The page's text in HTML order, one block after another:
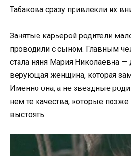
Табакова сразу привлекли их
Занятые карьерой родители
проводили с сыном. Главным
стала няня Мария Николаевна —
верующая женщина, которая
Именно она, а не звездные
нем те качества, которые
выстоять.